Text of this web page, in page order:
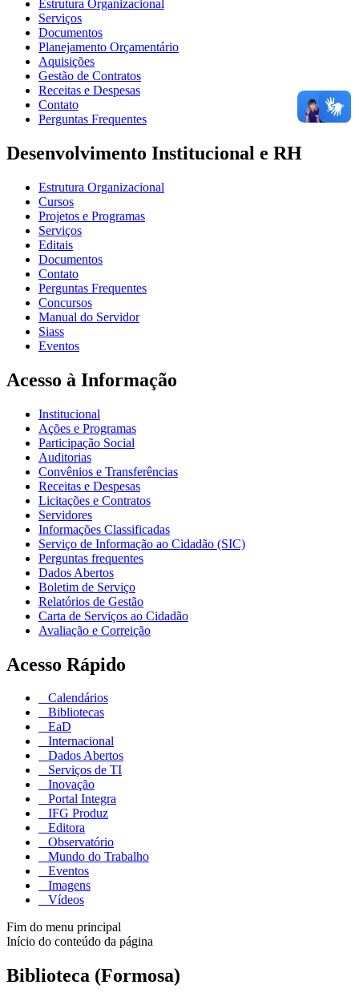
Estrutura Organizacional
Serviços
Documentos
Planejamento Orçamentário
Aquisições
Gestão de Contratos
Receitas e Despesas
Contato
Perguntas Frequentes
Desenvolvimento Institucional e RH
Estrutura Organizacional
Cursos
Projetos e Programas
Serviços
Editais
Documentos
Contato
Perguntas Frequentes
Concursos
Manual do Servidor
Siass
Eventos
Acesso à Informação
Institucional
Ações e Programas
Participação Social
Auditorias
Convênios e Transferências
Receitas e Despesas
Licitações e Contratos
Servidores
Informações Classificadas
Serviço de Informação ao Cidadão (SIC)
Perguntas frequentes
Dados Abertos
Boletim de Serviço
Relatórios de Gestão
Carta de Serviços ao Cidadão
Avaliação e Correição
Acesso Rápido
Calendários
Bibliotecas
EaD
Internacional
Dados Abertos
Serviços de TI
Inovação
Portal Integra
IFG Produz
Editora
Observatório
Mundo do Trabalho
Eventos
Imagens
Vídeos
Fim do menu principal
Início do conteúdo da página
Biblioteca (Formosa)